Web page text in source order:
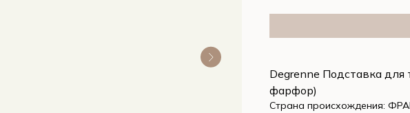
Degrenne Подставка
фарфор)
Страна происхождения: